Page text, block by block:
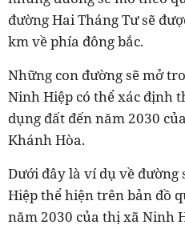
đường Hai Tháng Tư sẽ
km về phía đông bắc.
Những con đường sẽ mở
Ninh Hiệp có thể xác định
dụng đất đến năm 2030
Khánh Hòa.
Dưới đây là ví dụ về đường
Hiệp thể hiện trên bản đồ
năm 2030 của thị xã Ninh